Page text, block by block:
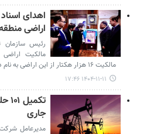
اراضی
رئیس سازمان
مالکیت
مالکیت ۱۶ هزار هکتار از این اراضی به نام دولت خبر داد.
۱۴۰۴-۱۱-۱۱ ۱۷:۴۶
جاری